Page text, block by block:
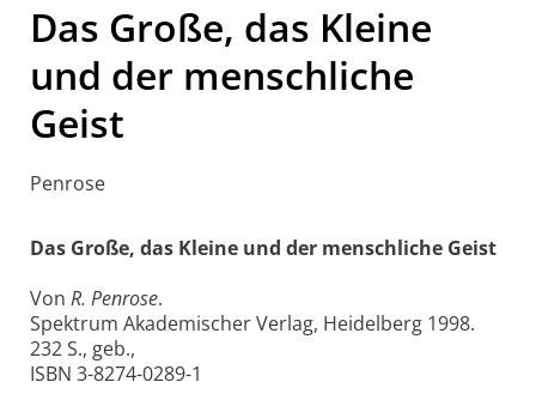
Das Große, das Kleine
und der menschliche
Geist
Penrose
Das Große, das Kleine und der menschliche Geist
Von R. Penrose.
Spektrum Akademischer Verlag, Heidelberg 1998.
232 S., geb.,
ISBN 3-8274-0289-1